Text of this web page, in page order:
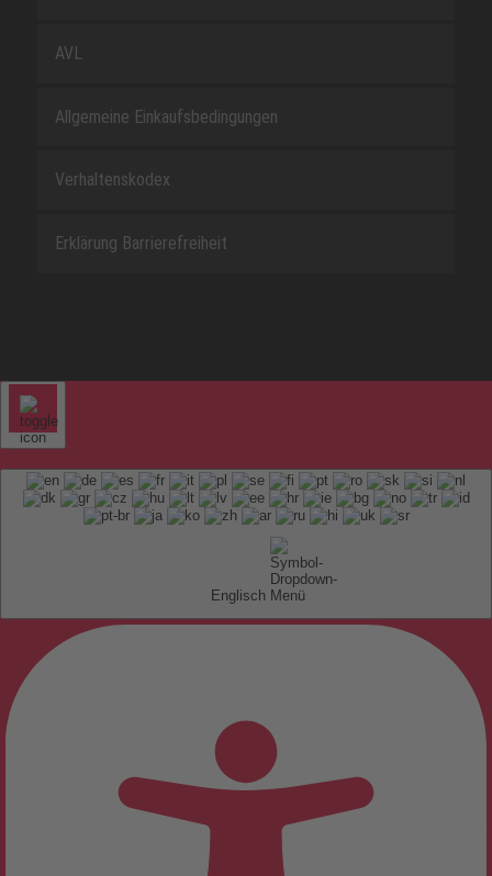
AVL
Allgemeine Einkaufsbedingungen
Verhaltenskodex
Erklärung Barrierefreiheit
Englisch